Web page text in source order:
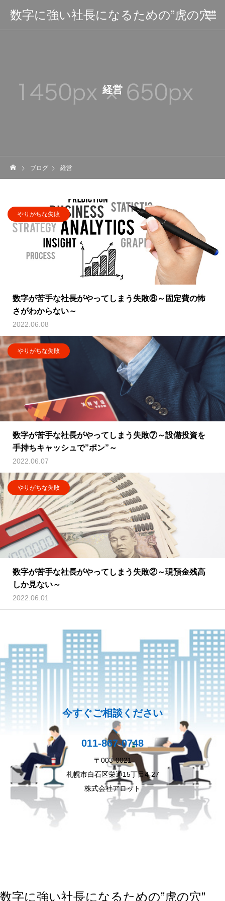
数字に強い社長になるための”虎の穴”
経営
ブログ 経営
やりがちな失敗
数字が苦手な社長がやってしまう失敗⑧～固定費の怖
さがわからない～
2022.06.08
やりがちな失敗
数字が苦手な社長がやってしまう失敗⑦～設備投資を
手持ちキャッシュで”ポン”～
2022.06.07
やりがちな失敗
数字が苦手な社長がやってしまう失敗②～現預金残高
しか見ない～
2022.06.01
今すぐご相談ください
011-867-0748
〒003-0021
札幌市白石区栄通15丁目4-27
株式会社アロット
数字に強い社長になるための”虎の穴”